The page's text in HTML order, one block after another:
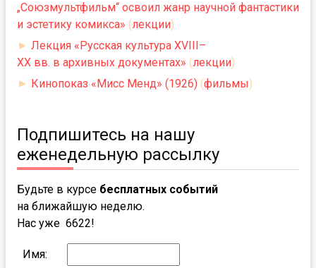
„Союзмультфильм“ освоил жанр научной фантастики
и эстетику комикса» (лекции)
► Лекция «Русская культура XVIII–
XX вв. в архивных документах» (лекции)
► Кинопоказ «Мисс Менд» (1926) (фильмы)
Подпишитесь на нашу
еженедельную рассылку
Будьте в курсе бесплатных событий
на ближайшую неделю.
Нас уже 6622!
Имя: